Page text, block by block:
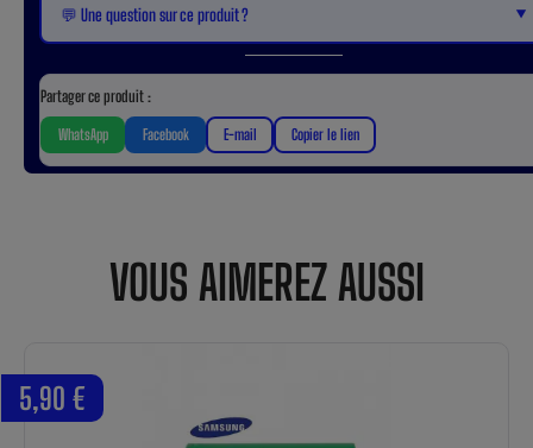
💬 Une question sur ce produit ? ▼
Partager ce produit :
WhatsApp Facebook E-mail Copier le lien
VOUS AIMEREZ AUSSI
5,90 €